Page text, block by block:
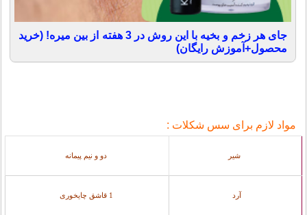
جای هر زخم و بخیه با این روش در 3 هفته از بین میره! (خرید
محصول+آموزش رایگان)
مواد لازم برای سس شكلات :
شير دو و نيم پيمانه
آرد